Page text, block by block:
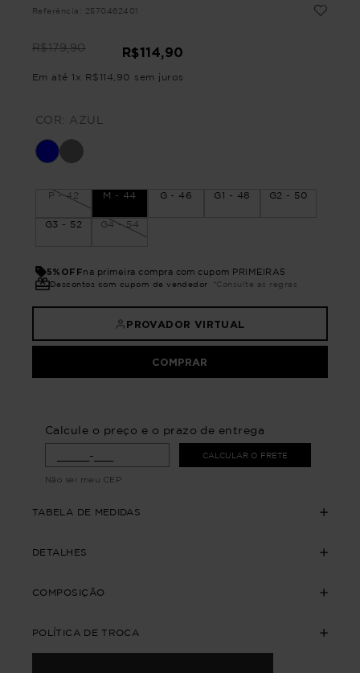
Referência : 2570462401
R$179,90 R$114,90
Em até 1 x R$ 114 90 sem juros
COR: AZUL
P - 42 M - 44 G - 46 G1 - 48 G2 - 50
G3 - 52 G4 - 54
5%OFFna primeira compra com cupom PRIMEIRA5
Descontos com cupom de vendedor *Consulte as regras
PROVADOR VIRTUAL
COMPRAR
Calcule o preço e o prazo de entrega
CALCULAR O FRETE
Não sei meu CEP
TABELA DE MEDIDAS
DETALHES
COMPOSIÇÃO
POLÍTICA DE TROCA